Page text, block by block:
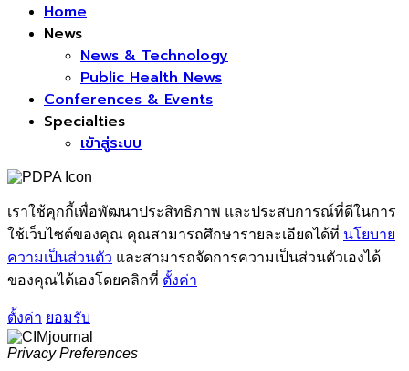
Home
News
News & Technology
Public Health News
Conferences & Events
Specialties
เข้าสู่ระบบ
เราใช้คุกกี้เพื่อพัฒนาประสิทธิภาพ และประสบการณ์ที่ดีในการ
ใช้เว็บไซต์ของคุณ คุณสามารถศึกษารายละเอียดได้ที่ นโยบาย
ความเป็นส่วนตัว และสามารถจัดการความเป็นส่วนตัวเองได้
ของคุณได้เองโดยคลิกที่ ตั้งค่า
ตั้งค่า ยอมรับ
Privacy Preferences